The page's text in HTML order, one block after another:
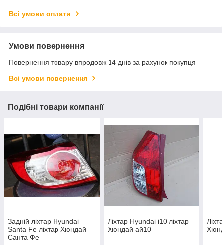
Всі умови оплати
Умови повернення
Повернення товару впродовж 14 днів за рахунок покупця
Всі умови повернення
Подібні товари компанії
Задній ліхтар Hyundai
Santa Fe ліхтар Хюндай
Санта Фе
Ліхтар Hyundai i10 ліхтар
Хюндай ай10